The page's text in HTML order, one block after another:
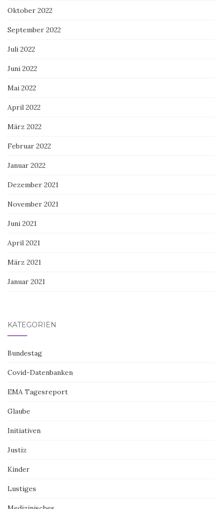
Oktober 2022
September 2022
Juli 2022
Juni 2022
Mai 2022
April 2022
März 2022
Februar 2022
Januar 2022
Dezember 2021
November 2021
Juni 2021
April 2021
März 2021
Januar 2021
KATEGORIEN
Bundestag
Covid-Datenbanken
EMA Tagesreport
Glaube
Initiativen
Justiz
Kinder
Lustiges